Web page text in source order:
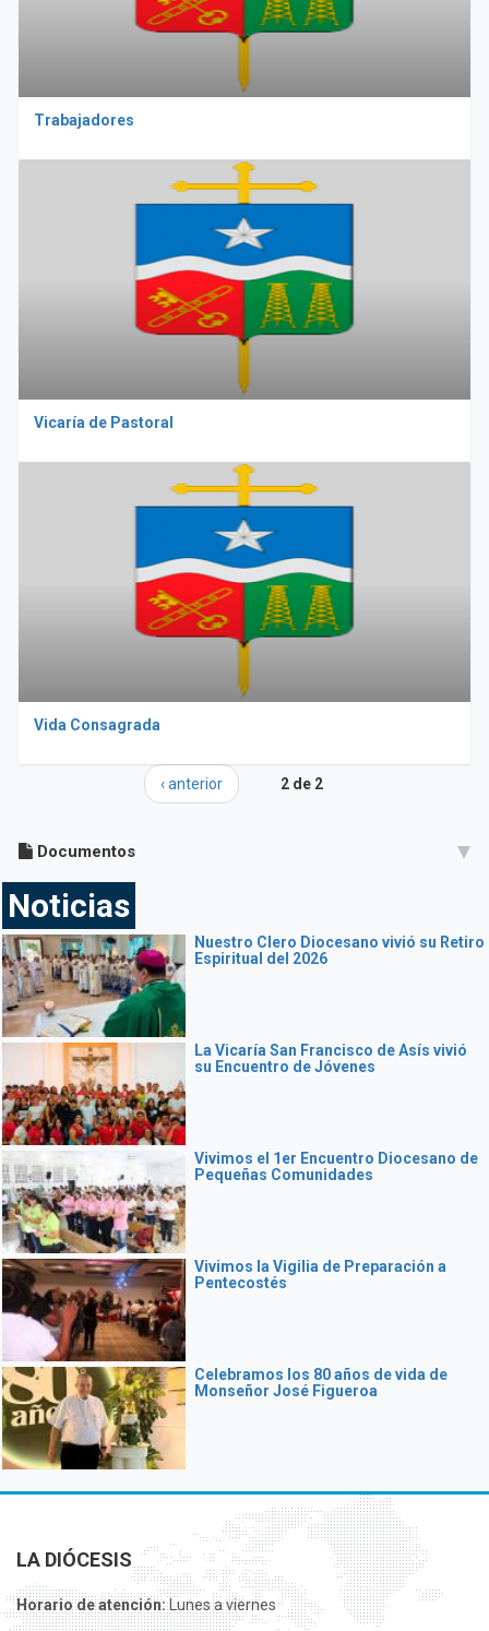
Trabajadores
Vicaría de Pastoral
Vida Consagrada
‹ anterior 2 de 2
Documentos
Noticias
Nuestro Clero Diocesano vivió su Retiro
Espiritual del 2026
La Vicaría San Francisco de Asís vivió
su Encuentro de Jóvenes
Vivimos el 1er Encuentro Diocesano de
Pequeñas Comunidades
Vivimos la Vigilia de Preparación a
Pentecostés
Celebramos los 80 años de vida de
Monseñor José Figueroa
LA DIÓCESIS
Horario de atención:Lunes a viernes